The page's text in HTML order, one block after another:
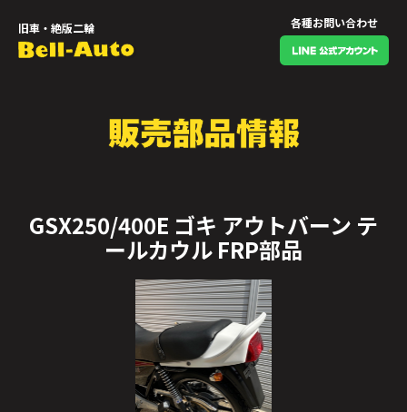
旧車・絶版二輪 各種お問い合わせ
GSX250/400E ゴキ アウトバーン テ
ールカウル FRP部品